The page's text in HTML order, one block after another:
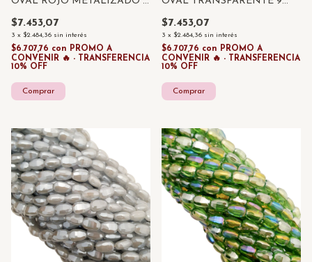
$7.453,07
3 x $2.484,36 sin interés
$6.707,76 con PROMO A
CONVENIR 🔥 - TRANSFERENCIA
10% OFF
$7.453,07
3 x $2.484,36 sin interés
$6.707,76 con PROMO A
CONVENIR 🔥 - TRANSFERENCIA
10% OFF